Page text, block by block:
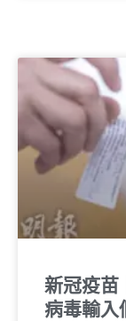
新冠疫苗
病毒輸入